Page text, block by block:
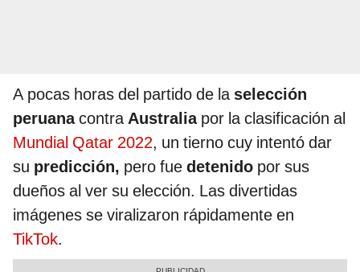
A pocas horas del partido de la selección
peruanacontraAustraliapor la clasificación al
Mundial Qatar 2022, un tierno cuy intentó dar
su predicción, pero fue detenido por sus
dueños al ver su elección. Las divertidas
imágenes se viralizaron rápidamente en
TikTok.